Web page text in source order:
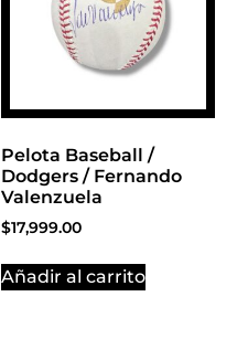
Pelota Baseball /
Dodgers / Fernando
Valenzuela
$17,999.00
Añadir al carrito